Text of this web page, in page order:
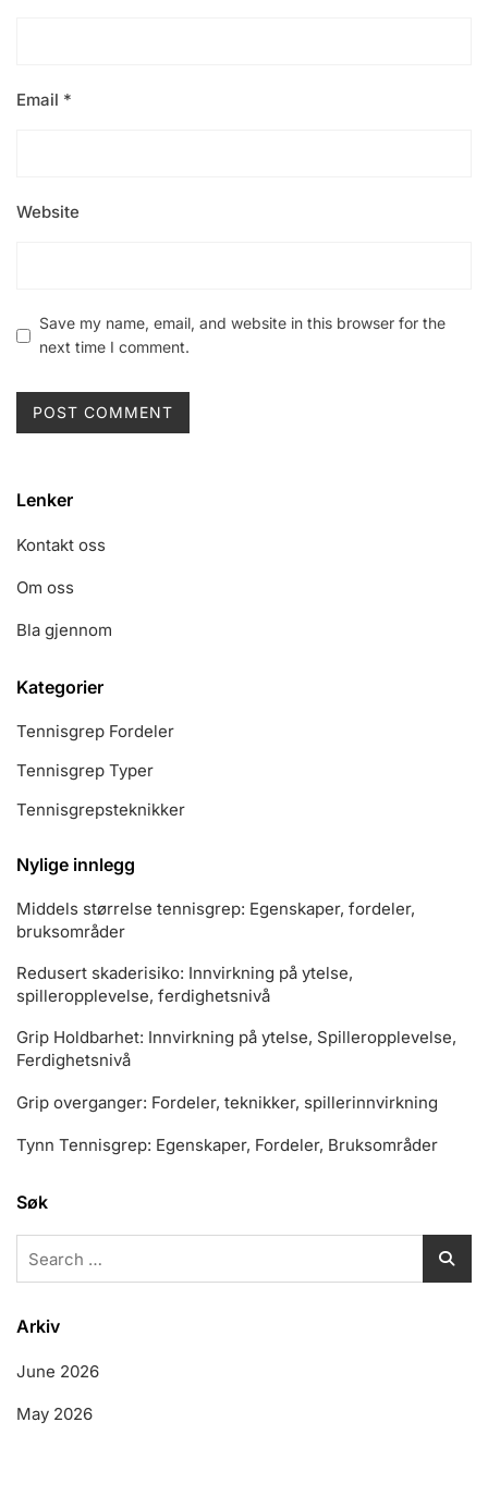
Email *
Website
Save my name, email, and website in this browser for the
next time I comment.
Lenker
Kontakt oss
Om oss
Bla gjennom
Kategorier
Tennisgrep Fordeler
Tennisgrep Typer
Tennisgrepsteknikker
Nylige innlegg
Middels størrelse tennisgrep: Egenskaper, fordeler,
bruksområder
Redusert skaderisiko: Innvirkning på ytelse,
spilleropplevelse, ferdighetsnivå
Grip Holdbarhet: Innvirkning på ytelse, Spilleropplevelse,
Ferdighetsnivå
Grip overganger: Fordeler, teknikker, spillerinnvirkning
Tynn Tennisgrep: Egenskaper, Fordeler, Bruksområder
Søk
for:
Arkiv
June 2026
May 2026